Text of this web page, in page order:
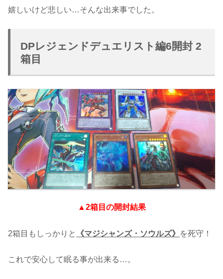
嬉しいけど悲しい…そんな出来事でした。
DPレジェンドデュエリスト編6開封 2
箱目
▲2箱目の開封結果
2箱目もしっかりと 《マジシャンズ・ソウルズ》 を死守！
これで安心して眠る事が出来る…。